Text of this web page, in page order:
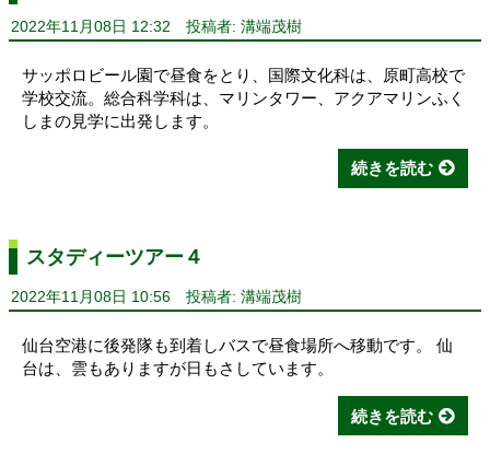
2022年11月08日 12:32 投稿者: 溝端茂樹
サッポロビール園で昼食をとり、国際文化科は、原町高校で
学校交流。総合科学科は、マリンタワー、アクアマリンふく
しまの見学に出発します。
続きを読む
スタディーツアー４
2022年11月08日 10:56 投稿者: 溝端茂樹
仙台空港に後発隊も到着しバスで昼食場所へ移動です。 仙
台は、雲もありますが日もさしています。
続きを読む